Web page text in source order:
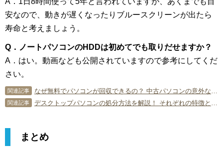
安なので、動きが遅くなったりブルースクリーンが出たら
寿命と考えましょう。
Q．ノートパソコンのHDDは初めてでも取りだせますか？
A．はい。動画なども公開されていますので参考にしてくだ
さい。
関連記事 なぜ無料でパソコンが回収できるの？ 中古パソコンの意外な使い道
関連記事 デスクトップパソコンの処分方法を解説！ それぞれの特徴とメリットは？
まとめ